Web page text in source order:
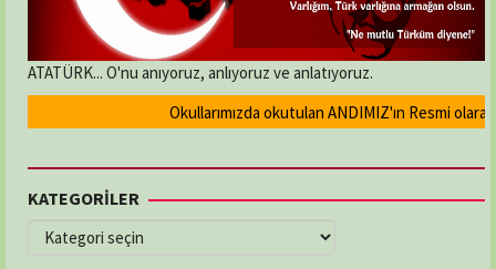
ATATÜRK... O'nu anıyoruz, anlıyoruz ve anlatıyoruz.
Okullarımızda okutulan ANDIMIZ'ın Resmi olarak
KATEGORİLER
KATEGORİLER